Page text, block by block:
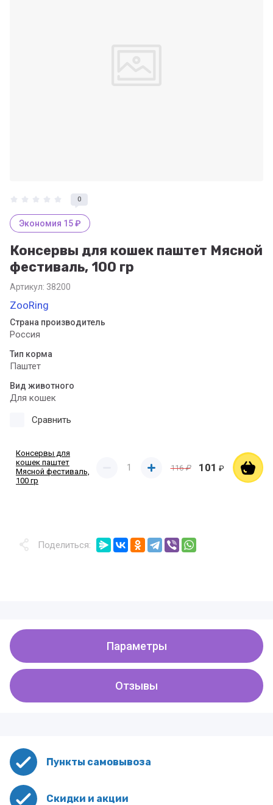
0
Экономия 15 ₽
Консервы для кошек паштет Мясной
фестиваль, 100 гр
Артикул: 38200
ZooRing
Страна производитель
Россия
Тип корма
Паштет
Вид животного
Для кошек
Сравнить
Консервы для
кошек паштет
Мясной фестиваль,
100 гр
116 ₽ 101 ₽
Поделиться:
Параметры
Отзывы
Пункты самовывоза
Скидки и акции